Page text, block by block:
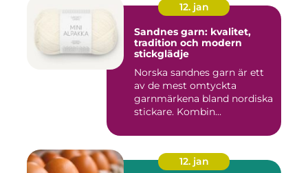
12. jan
Sandnes garn: kvalitet,
tradition och modern
stickglädje
Norska sandnes garn är ett
av de mest omtyckta
garnmärkena bland nordiska
stickare. Kombin...
12. jan